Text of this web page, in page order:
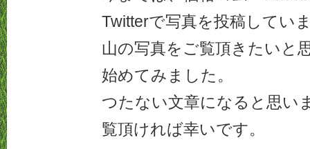
Twitterで写真を投稿してい
山の写真をご覧頂きたいと
始めてみました。
つたない文章になると思い
覧頂ければ幸いです。